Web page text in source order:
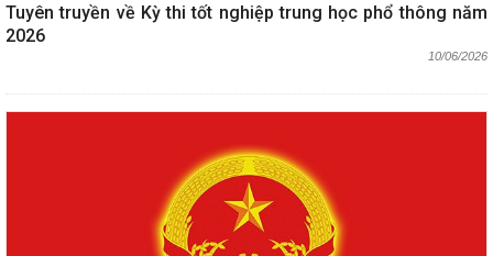
Tuyên truyền về Kỳ thi tốt nghiệp trung học phổ thông năm
2026
10/06/2026